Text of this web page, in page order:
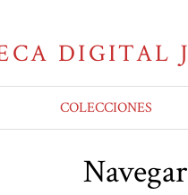
COLECCIONES